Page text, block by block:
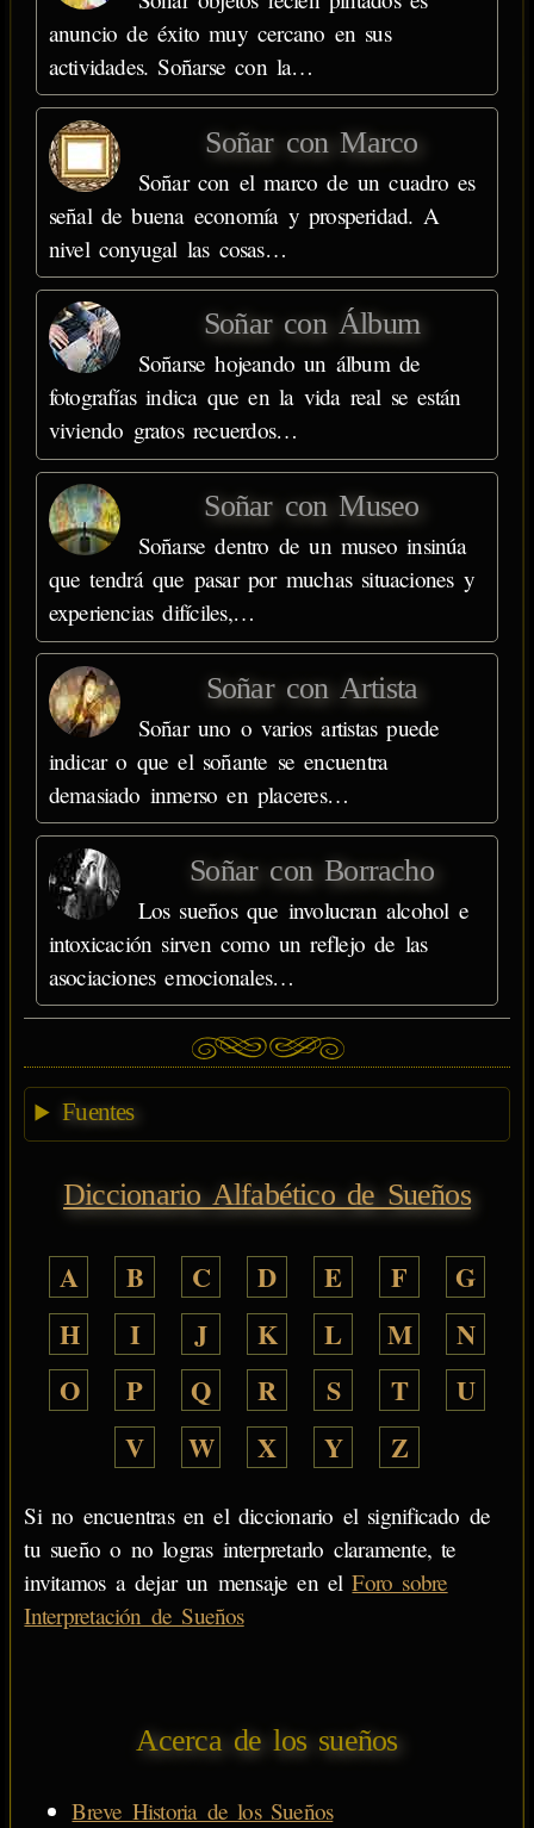
anuncio de éxito muy cercano en sus
actividades. Soñarse con la…
Soñar con Marco
Soñar con el marco de un cuadro es
señal de buena economía y prosperidad. A
nivel conyugal las cosas…
Soñar con Álbum
Soñarse hojeando un álbum de
fotografías indica que en la vida real se están
viviendo gratos recuerdos…
Soñar con Museo
Soñarse dentro de un museo insinúa
que tendrá que pasar por muchas situaciones y
experiencias difíciles,…
Soñar con Artista
Soñar uno o varios artistas puede
indicar o que el soñante se encuentra
demasiado inmerso en placeres…
Soñar con Borracho
Los sueños que involucran alcohol e
intoxicación sirven como un reflejo de las
asociaciones emocionales…
Fuentes
Diccionario Alfabético de Sueños
A B C D E F
G
H
I J K L M
N
O
P Q R S T
U
V
W X Y Z
Si no encuentras en el diccionario el significado de
tu sueño o no logras interpretarlo claramente, te
invitamos a dejar un mensaje en elForo sobre
Interpretación de Sueños
Acerca de los sueños
Breve Historia de los Sueños